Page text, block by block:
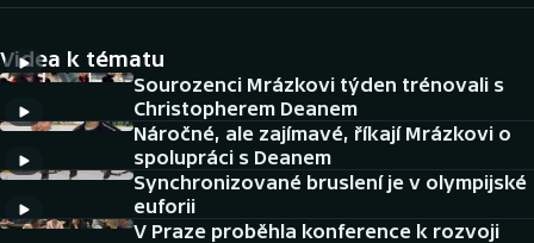
DALŠÍ SPORTY
Americký fotbal
Baseball a softbal
NEPŘEHLÉDNĚTE
Videa k tématu
Sourozenci Mrázkovi týden trénovali s
Christopherem Deanem
Náročné, ale zajímavé, říkají Mrázkovi o
spolupráci s Deanem
Synchronizované bruslení je v olympijské
euforii
V Praze proběhla konference k rozvoji